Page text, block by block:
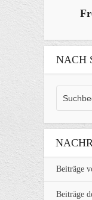
NACH
Beiträge
Beiträge